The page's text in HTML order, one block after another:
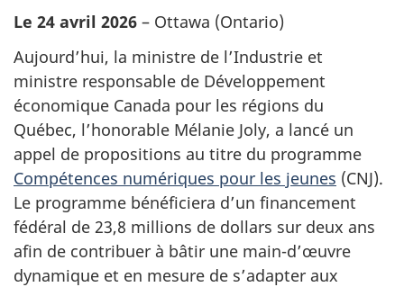
Le 24 avril 2026 – Ottawa (Ontario)
Aujourd’hui, la ministre de l’Industrie et
ministre responsable de Développement
économique Canada pour les régions du
Québec, l’honorable Mélanie Joly, a lancé un
appel de propositions au titre du programme
Compétences numériques pour les jeunes (CNJ).
Le programme bénéficiera d’un financement
fédéral de 23,8 millions de dollars sur deux ans
afin de contribuer à bâtir une main-d’œuvre
dynamique et en mesure de s’adapter aux